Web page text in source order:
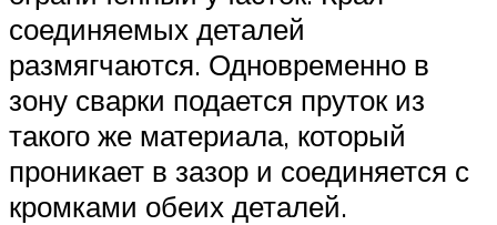
соединяемых деталей
размягчаются. Одновременно в
зону сварки подается пруток из
такого же материала, который
проникает в зазор и соединяется с
кромками обеих деталей.